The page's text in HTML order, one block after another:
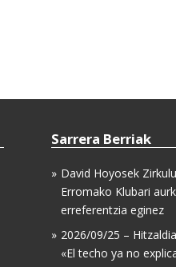
Sarrera Berriak
David Hoyosek
Erromako Klubari
erreferentzia eginez
2026/09/25 –
«El techo ya no